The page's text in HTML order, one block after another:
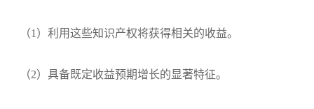
（1）利用这些知识产权将获得相关的收益。
（2）具备既定收益预期增长的显著特征。